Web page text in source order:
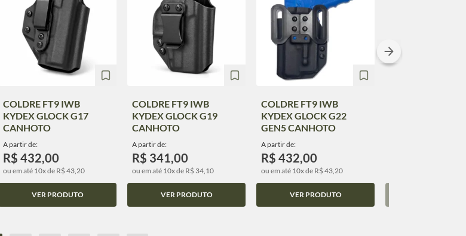
COLDRE FT9 IWB
KYDEX GLOCK G17
CANHOTO
A partir de:
R$ 432,00
ou em até 10x de R$ 43,20
VER PRODUTO
COLDRE FT9 IWB
KYDEX GLOCK G19
CANHOTO
A partir de:
R$ 341,00
ou em até 10x de R$ 34,10
VER PRODUTO
COLDRE FT9 IWB
KYDEX GLOCK G22
GEN5 CANHOTO
A partir de:
R$ 432,00
ou em até 10x de R$ 43,20
VER PRODUTO